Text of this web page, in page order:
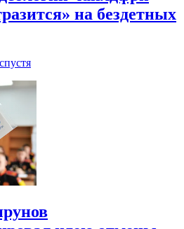
на бездетных